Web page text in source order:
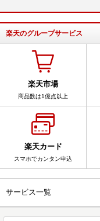
楽天のグループサービス
楽天市場
商品数は1億点以上
楽天カード
スマホでカンタン申込
サービス一覧